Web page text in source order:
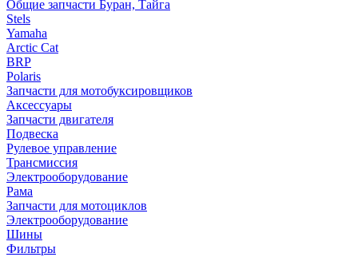
Общие запчасти Буран, Тайга
Stels
Yamaha
Arctic Cat
BRP
Polaris
Запчасти для мотобуксировщиков
Аксессуары
Запчасти двигателя
Подвеска
Рулевое управление
Трансмиссия
Электрооборудование
Рама
Запчасти для мотоциклов
Электрооборудование
Шины
Фильтры